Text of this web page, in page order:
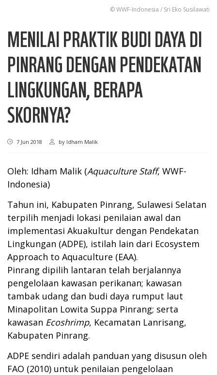
© WWF-Indonesia / Sri Eko Susilawati
MENILAI PRAKTIK BUDI DAYA DI
PINRANG DENGAN PENDEKATAN
LINGKUNGAN, BERAPA
SKORNYA?
7 Jun 2018 by Idham Malik
Oleh: Idham Malik (Aquaculture Staff, WWF-
Indonesia)
Tahun ini, Kabupaten Pinrang, Sulawesi Selatan
terpilih menjadi lokasi penilaian awal dan
implementasi Akuakultur dengan Pendekatan
Lingkungan (ADPE), istilah lain dari Ecosystem
Approach to Aquaculture (EAA).
Pinrang dipilih lantaran telah berjalannya
pengelolaan kawasan perikanan; kawasan
tambak udang dan budi daya rumput laut
Minapolitan Lowita Suppa Pinrang; serta
kawasan Ecoshrimp, Kecamatan Lanrisang,
Kabupaten Pinrang.
ADPE sendiri adalah panduan yang disusun oleh
FAO (2010) untuk penilaian pengelolaan